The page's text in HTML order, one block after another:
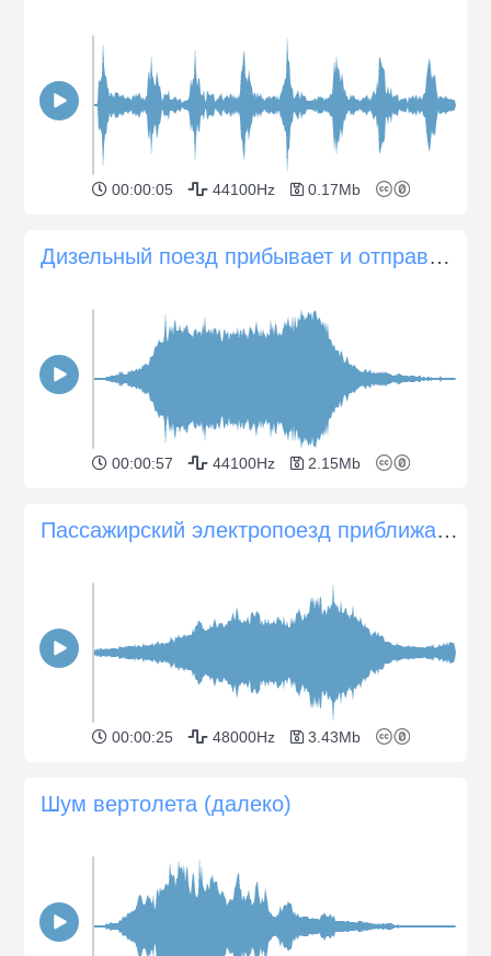
00:00:05 44100Hz 0.17Mb
Дизельный поезд прибывает и отправляется 1
00:00:57 44100Hz 2.15Mb
Пассажирский электропоезд приближается и проезжает мимо
00:00:25 48000Hz 3.43Mb
Шум вертолета (далеко)